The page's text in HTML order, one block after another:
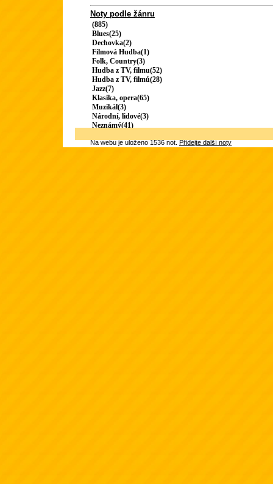
Noty podle žánru
(885)
Blues(25)
Dechovka(2)
Filmová Hudba(1)
Folk, Country(3)
Hudba z TV, filmu(52)
Hudba z TV, filmů(28)
Jazz(7)
Klasika, opera(65)
Muzikál(3)
Národní, lidové(3)
Neznámý(41)
Na webu je uloženo 1536 not.Přidejte další noty